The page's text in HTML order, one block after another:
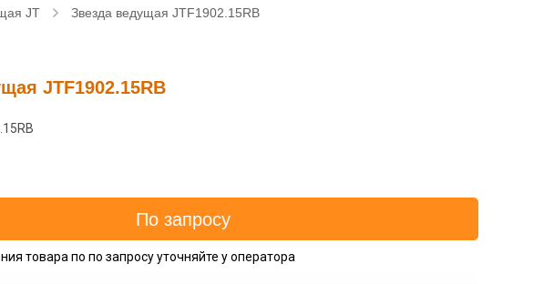
JT Звезда ведущая JTF1902.15RB
JTF1902.15RB
товара по по запросу уточняйте у оператора